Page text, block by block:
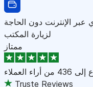
الإنترنت دون الحاجة
لزيارة المكتب
ممتاز
إلى 436 من أراء العملاء
Truste Reviews